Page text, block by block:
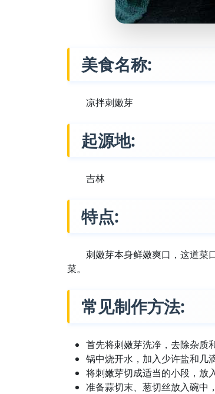
美食名称:
凉拌刺嫩芽
起源地:
吉林
特点:
刺嫩芽本身鲜嫩爽口，这道菜
菜。
常见制作方法:
首先将刺嫩芽洗净，去除杂质
锅中烧开水，加入少许盐和几
将刺嫩芽切成适当的小段，放
准备蒜切末、葱切丝放入碗中